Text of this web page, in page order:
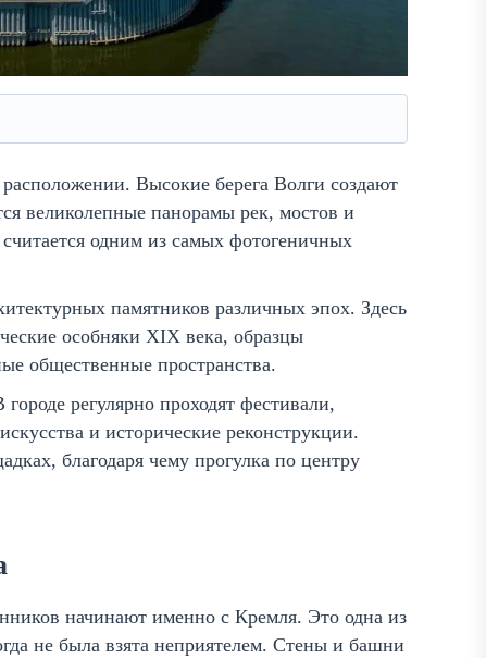
расположении. Высокие берега Волги создают
великолепные панорамы рек, мостов и
одним из самых фотогеничных
памятников различных эпох. Здесь
особняки XIX века, образцы
общественные пространства.
регулярно проходят фестивали,
и исторические реконструкции.
благодаря чему прогулка по центру
начинают именно с Кремля. Это одна из
не была взята неприятелем. Стены и башни